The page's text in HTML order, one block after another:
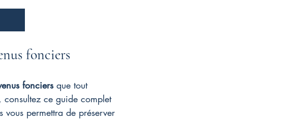
fonciers
fonciers que tout
consultez ce guide complet
vous permettra de préserver